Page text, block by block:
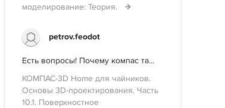
моделирование: Теория.
petrov.feodot
Есть вопросы! Почему компас та...
КОМПАС-3D Home для чайников.
Основы 3D-проектирования. Часть
10.1. Поверхностное